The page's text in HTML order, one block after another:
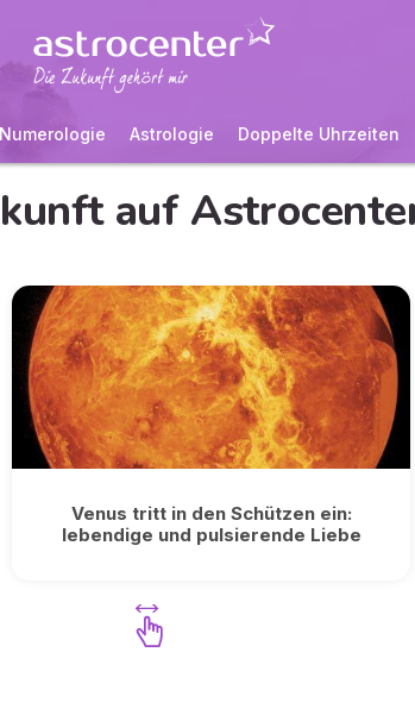
Numerologie Astrologie Doppelte Uhrzeiten
auf
Venus tritt in den Schützen ein:
lebendige und pulsierende Liebe